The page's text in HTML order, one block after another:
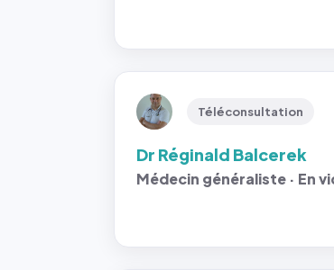
Téléconsultation
Dr Réginald Balcerek
Médecin généraliste · En